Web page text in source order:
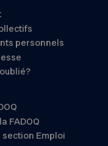
personnels
FADOQ
Emploi